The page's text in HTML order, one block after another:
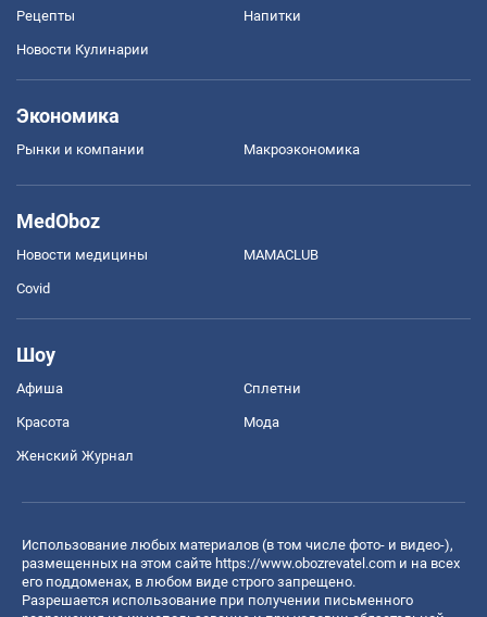
Рецепты Напитки
Новости Кулинарии
Экономика
Рынки и компании Mакроэкономика
MedOboz
Новости медицины MAMACLUB
Covid
Шоу
Афиша Сплетни
Красота Мода
Женский Журнал
Использование любых материалов (в том числе фото- и видео-),
размещенных на этом сайте https://www.obozrevatel.com и на всех
его поддоменах, в любом виде строго запрещено.
Разрешается использование при получении письменного